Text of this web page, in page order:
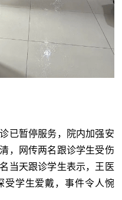
已暂停服务，院内加强安
，网传两名跟诊学生受伤
当天跟诊学生表示，王医
受学生爱戴，事件令人惋